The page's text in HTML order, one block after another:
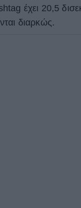
έχει 20,5
διαρκώς.